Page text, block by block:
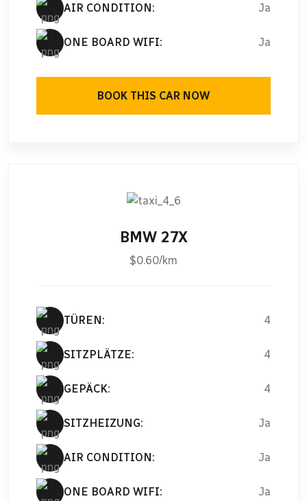
AIR CONDITION: Ja
ONE BOARD WIFI: Ja
BOOK THIS CAR NOW
BMW 27X
$0.60/km
TÜREN: 4
SITZPLÄTZE: 4
GEPÄCK: 4
SITZHEIZUNG: Ja
AIR CONDITION: Ja
ONE BOARD WIFI: Ja